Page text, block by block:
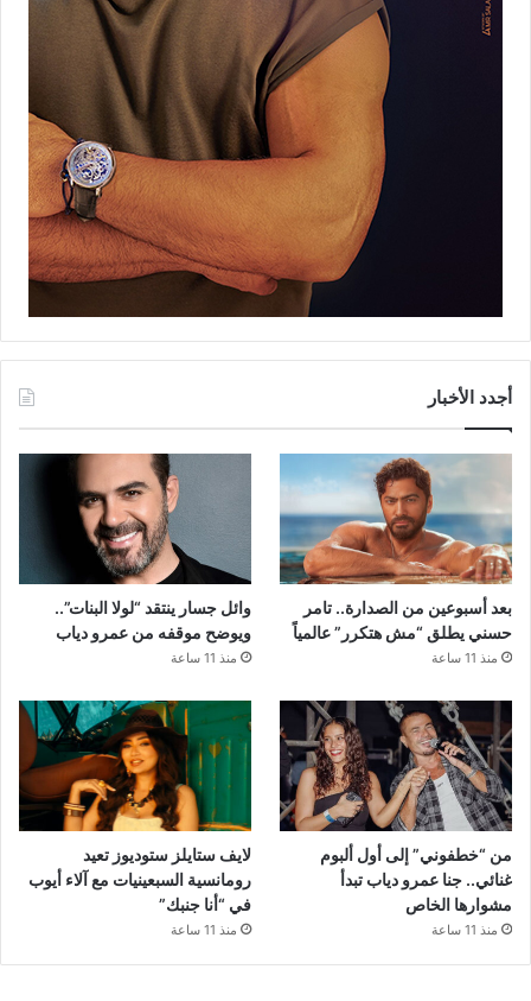
أجدد الأخبار
بعد أسبوعين من الصدارة.. تامر
حسني يطلق “مش هتكرر” عالمياً
منذ 11 ساعة
وائل جسار ينتقد “لولا البنات”..
ويوضح موقفه من عمرو دياب
منذ 11 ساعة
من “خطفوني” إلى أول ألبوم
غنائي.. جنا عمرو دياب تبدأ
مشوارها الخاص
منذ 11 ساعة
لايف ستايلز ستوديوز تعيد
رومانسية السبعينيات مع آلاء أيوب
في “أنا جنبك”
منذ 11 ساعة